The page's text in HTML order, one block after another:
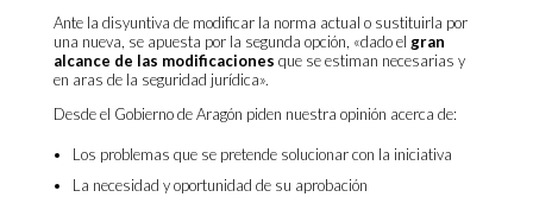
Ante la disyuntiva de modificar la norma actual o sustituirla por
una nueva, se apuesta por la segunda opción, «dado el gran
alcance de las modificaciones que se estiman necesarias y
en aras de la seguridad jurídica».
Desde el Gobierno de Aragón piden nuestra opinión acerca de:
Los problemas que se pretende solucionar con la iniciativa
La necesidad y oportunidad de su aprobación